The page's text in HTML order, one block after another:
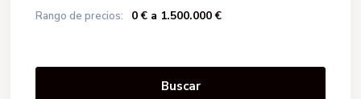
Rango de precios: 0 € a 1.500.000 €
Buscar